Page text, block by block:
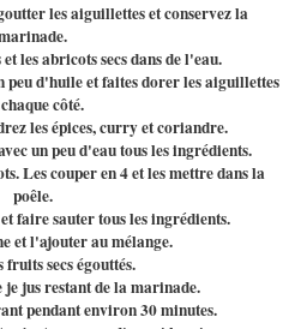
les aiguillettes et conservez la
les abricots secs dans de l'eau.
peu d'huile et faites dorer les aiguillettes
côté.
les épices, curry et coriandre.
un peu d'eau tous les ingrédients.
Les couper en 4 et les mettre dans la
poêle.
faire sauter tous les ingrédients.
et l'ajouter au mélange.
secs égouttés.
je jus restant de la marinade.
pendant environ 30 minutes.